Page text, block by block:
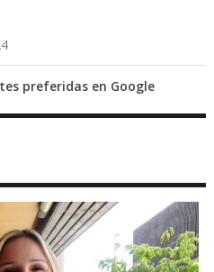
preferidas en Google